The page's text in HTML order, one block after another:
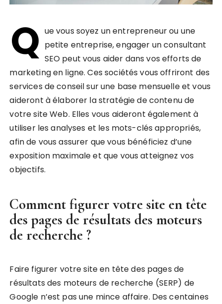
Q ue vous soyez un entrepreneur ou une
petite entreprise, engager un consultant
SEO peut vous aider dans vos efforts de
marketing en ligne. Ces sociétés vous offriront des
services de conseil sur une base mensuelle et vous
aideront à élaborer la stratégie de contenu de
votre site Web. Elles vous aideront également à
utiliser les analyses et les mots-clés appropriés,
afin de vous assurer que vous bénéficiez d’une
exposition maximale et que vous atteignez vos
objectifs.
Comment figurer votre site en tête
des pages de résultats des moteurs
de recherche ?
Faire figurer votre site en tête des pages de
résultats des moteurs de recherche (SERP) de
Google n’est pas une mince affaire. Des centaines